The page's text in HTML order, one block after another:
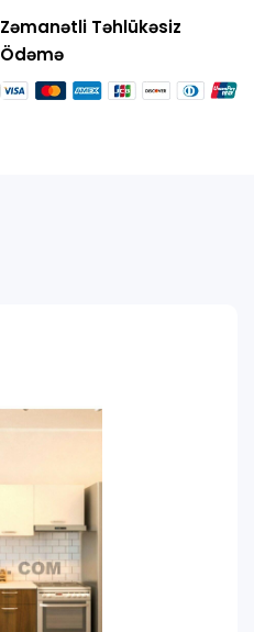
Zəmanətli Təhlükəsiz
Ödəmə